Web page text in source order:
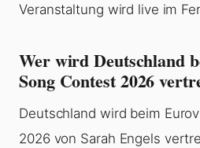
Veranstaltung wird live im
Wer wird Deutschland
Song Contest 2026
Deutschland wird beim
2026 von Sarah Engels